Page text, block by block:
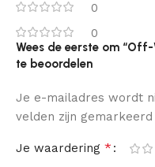
0
0
Wees de eerste om “Off-
te beoordelen
Je e-mailadres wordt
velden zijn
Je waardering *